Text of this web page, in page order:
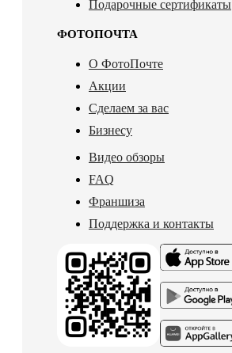
Подарочные сертификаты
ФОТОПОЧТА
О ФотоПочте
Акции
Сделаем за вас
Бизнесу
Видео обзоры
FAQ
Франшиза
Поддержка и контакты